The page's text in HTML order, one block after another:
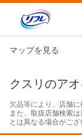
マップを見る
クスリのア
欠品等により、店舗
また、取扱店舗検索
とは異なる場合がござ